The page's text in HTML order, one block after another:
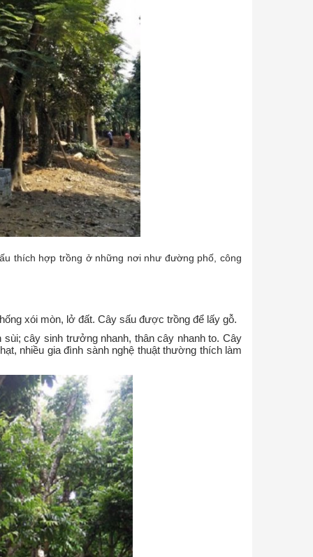
thích hợp trồng ở những nơi như đường phố, công
xói mòn, lở đất. Cây sấu được trồng để lấy gỗ.
cây sinh trưởng nhanh, thân cây nhanh to. Cây
nhiều gia đình sành nghệ thuật thường thích làm